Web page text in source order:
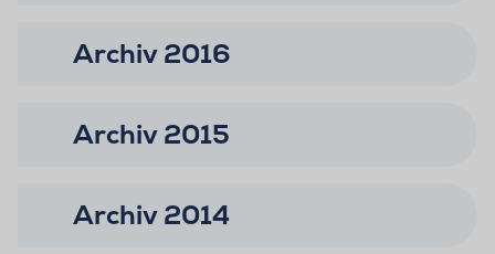
Archiv 2016
Archiv 2015
Archiv 2014